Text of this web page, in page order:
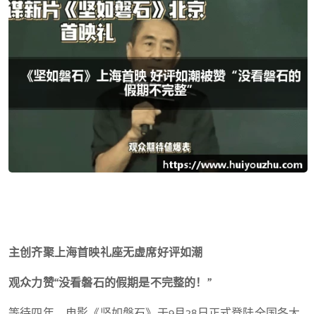
主创齐聚上海首映礼座无虚席好评如潮
观众力赞“没看磐石的假期是不完整的！”